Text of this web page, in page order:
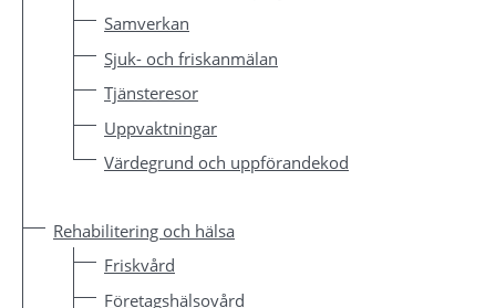
Samverkan
Sjuk- och friskanmälan
Tjänsteresor
Uppvaktningar
Värdegrund och uppförandekod
Rehabilitering och hälsa
Friskvård
Företagshälsovård